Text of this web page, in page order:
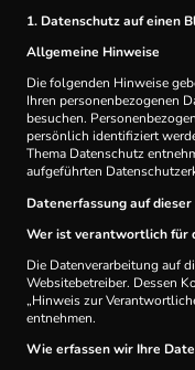
1. Datenschutz auf einen
Allgemeine Hinweise
Die folgenden Hinweise
Ihren personenbezogenen
besuchen.
persönlich identifiziert
Thema Datenschutz
aufgeführten
Datenerfassung auf
Wer ist verantwortlich für
Die Datenverarbeitung auf
Websitebetreiber. Dessen
„Hinweis zur
entnehmen.
Wie erfassen wir Ihre